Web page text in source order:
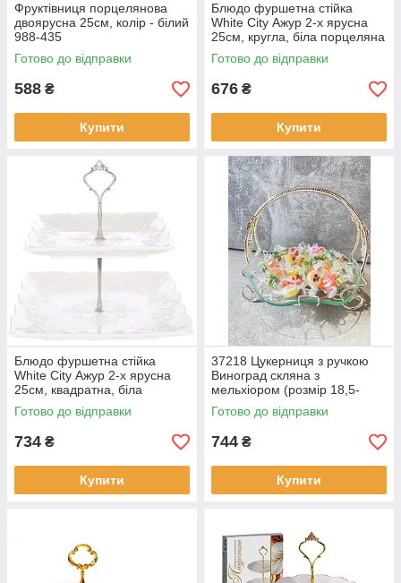
Фруктівниця порцелянова
двоярусна 25см, колір - білий
988-435
Готово до відправки
588 ₴
Купити
Блюдо фуршетна стійка
White City Ажур 2-х ярусна
25см, кругла, біла порцеляна
(988-458)
Готово до відправки
676 ₴
Купити
Блюдо фуршетна стійка
White City Ажур 2-х ярусна
25см, квадратна, біла
порцеляна (988-453)
Готово до відправки
734 ₴
Купити
37218 Цукерниця з ручкою
Виноград скляна з
мельхіором (розмір 18,5-
18,5-17см).
Готово до відправки
744 ₴
Купити